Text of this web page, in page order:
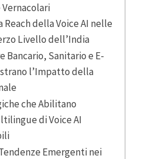
Reach della Voice AI nelle
Livello dell’India
Bancario, Sanitario e E-
l’Impatto della
che Abilitano
di Voice AI
Emergenti nei